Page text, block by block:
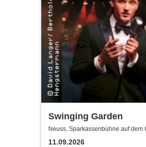
Swinging Garden
Neuss, Sparkassenbühne auf dem
der Landesgartenschau Neuss
11.09.2026